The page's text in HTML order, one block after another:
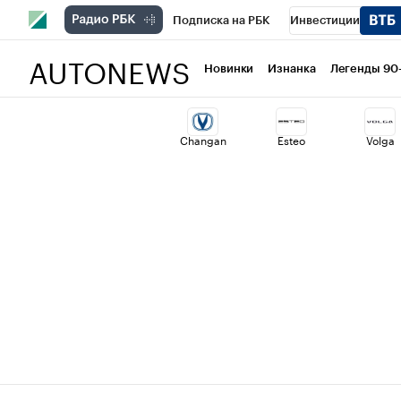
Подписка на РБК Инвестиции
Национальные проекты Город
Кредитные рейтинги Франшизы
AUTONEWS Новинки Изнанка Легенды
Changan Esteo Volga